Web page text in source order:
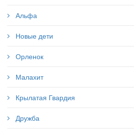
Альфа
Новые дети
Орленок
Малахит
Крылатая Гвардия
Дружба